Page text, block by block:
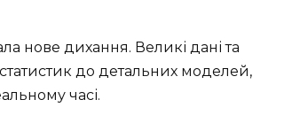
нове дихання. Великі дані та
до детальних моделей,
часі.